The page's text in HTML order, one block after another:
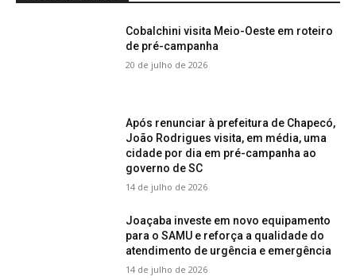
Cobalchini visita Meio-Oeste em roteiro
de pré-campanha
20 de julho de 2026
Após renunciar à prefeitura de Chapecó,
João Rodrigues visita, em média, uma
cidade por dia em pré-campanha ao
governo de SC
14 de julho de 2026
Joaçaba investe em novo equipamento
para o SAMU e reforça a qualidade do
atendimento de urgência e emergência
14 de julho de 2026